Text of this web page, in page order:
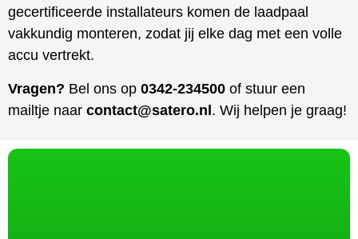
gecertificeerde installateurs komen de laadpaal
vakkundig monteren, zodat jij elke dag met een volle
accu vertrekt.
Vragen? Bel ons op 0342-234500 of stuur een
mailtje naar contact@satero.nl. Wij helpen je graag!